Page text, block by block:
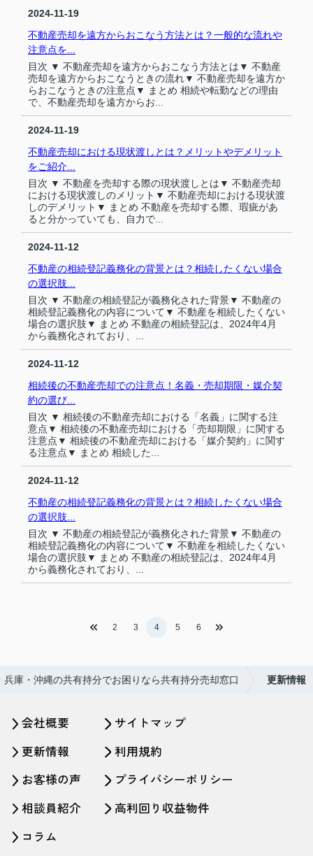
2024-11-19
不動産売却を遠方からおこなう方法とは？一般的な流れや
注意点を...
目次 ▼ 不動産売却を遠方からおこなう方法とは▼ 不動産
売却を遠方からおこなうときの流れ▼ 不動産売却を遠方か
らおこなうときの注意点▼ まとめ 相続や転勤などの理由
で、不動産売却を遠方からお...
2024-11-19
不動産売却における現状渡しとは？メリットやデメリット
をご紹介...
目次 ▼ 不動産を売却する際の現状渡しとは▼ 不動産売却
における現状渡しのメリット▼ 不動産売却における現状渡
しのデメリット▼ まとめ 不動産を売却する際、瑕疵があ
ると分かっていても、自力で...
2024-11-12
不動産の相続登記義務化の背景とは？相続したくない場合
の選択肢...
目次 ▼ 不動産の相続登記が義務化された背景▼ 不動産の
相続登記義務化の内容について▼ 不動産を相続したくない
場合の選択肢▼ まとめ 不動産の相続登記は、2024年4月
から義務化されており、...
2024-11-12
相続後の不動産売却での注意点！名義・売却期限・媒介契
約の選び...
目次 ▼ 相続後の不動産売却における「名義」に関する注
意点▼ 相続後の不動産売却における「売却期限」に関する
注意点▼ 相続後の不動産売却における「媒介契約」に関す
る注意点▼ まとめ 相続した...
2024-11-12
不動産の相続登記義務化の背景とは？相続したくない場合
の選択肢...
目次 ▼ 不動産の相続登記が義務化された背景▼ 不動産の
相続登記義務化の内容について▼ 不動産を相続したくない
場合の選択肢▼ まとめ 不動産の相続登記は、2024年4月
から義務化されており、...
2 3 4 5 6
兵庫・沖縄の共有持分でお困りなら共有持分売却窓口 更新情報
会社概要
更新情報
お客様の声
相談員紹介
コラム
サイトマップ
利用規約
プライバシーポリシー
高利回り収益物件